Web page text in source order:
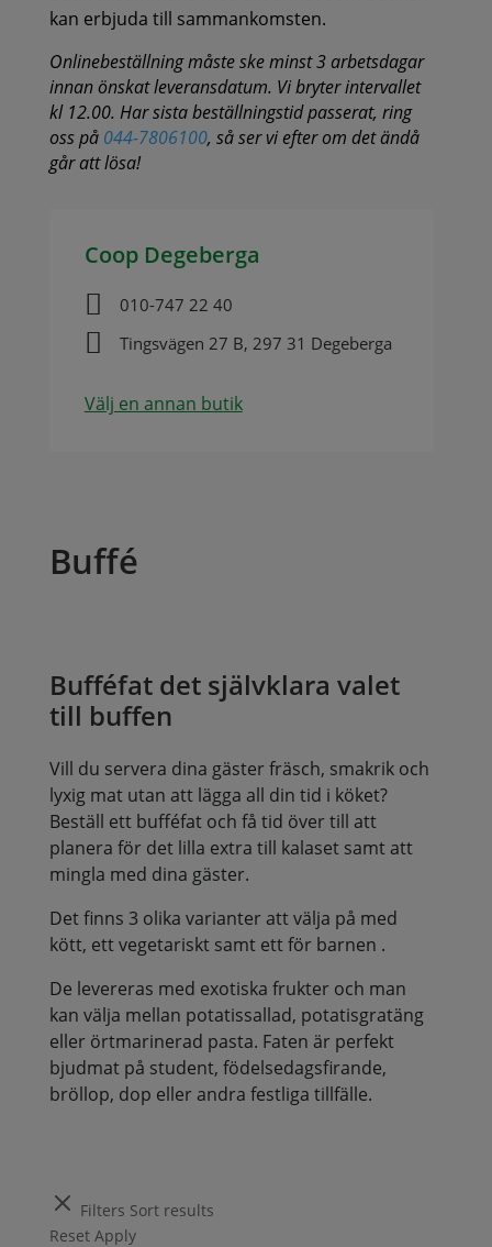
kan erbjuda till sammankomsten.
Onlinebeställning måste ske minst 3 arbetsdagar
innan önskat leveransdatum. Vi bryter intervallet
kl 12.00. Har sista beställningstid passerat, ring
oss på 044-7806100, så ser vi efter om det ändå
går att lösa!
Coop Degeberga
 010-747 22 40
 Tingsvägen 27 B, 297 31 Degeberga
Välj en annan butik
Buffé
Bufféfat det självklara valet
till buffen
Vill du servera dina gäster fräsch, smakrik och
lyxig mat utan att lägga all din tid i köket?
Beställ ett bufféfat och få tid över till att
planera för det lilla extra till kalaset samt att
mingla med dina gäster.
Det finns 3 olika varianter att välja på med
kött, ett vegetariskt samt ett för barnen .
De levereras med exotiska frukter och man
kan välja mellan potatissallad, potatisgratäng
eller örtmarinerad pasta. Faten är perfekt
bjudmat på student, födelsedagsfirande,
bröllop, dop eller andra festliga tillfälle.
Filters Sort results
Reset Apply